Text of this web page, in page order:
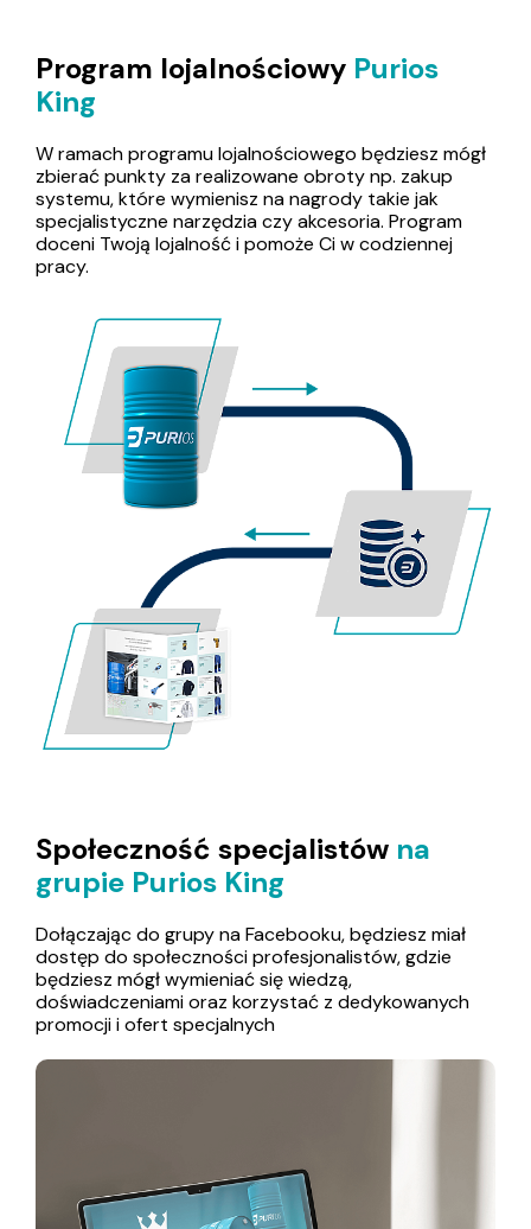
Program lojalnościowy Purios
King
W ramach programu lojalnościowego będziesz mógł
zbierać punkty za realizowane obroty np. zakup
systemu, które wymienisz na nagrody takie jak
specjalistyczne narzędzia czy akcesoria. Program
doceni Twoją lojalność i pomoże Ci w codziennej
pracy.
Społeczność specjalistów na
grupie Purios King
Dołączając do grupy na Facebooku, będziesz miał
dostęp do społeczności profesjonalistów, gdzie
będziesz mógł wymieniać się wiedzą,
doświadczeniami oraz korzystać z dedykowanych
promocji i ofert specjalnych